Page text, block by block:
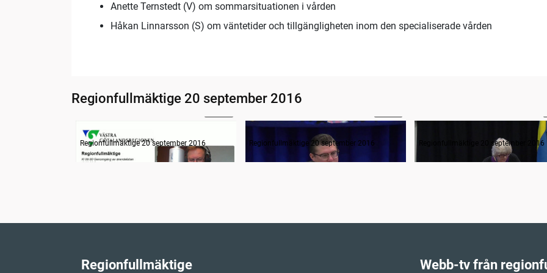
Anette Ternstedt (V) om sommarsituationen i vården
Håkan Linnarsson (S) om väntetider och tillgängligheten inom den specialiserade vården
Regionfullmäktige 20 september 2016
Information om dagens ärenden
Regionfullmäktige 20 september 2016
Inledande formalia
Regionfullmäktige 20 september 2016 Regionfullmäktige 20 september 2016
Regionfullmäktige Webb-tv från